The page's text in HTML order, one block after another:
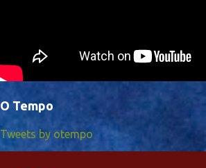
O Tempo
Tweets by otempo